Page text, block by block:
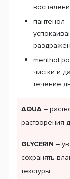
пантенол
menthol
чистки и
течение
AQUA –
растворения
GLYCERIN –
сохранять
текстуры.